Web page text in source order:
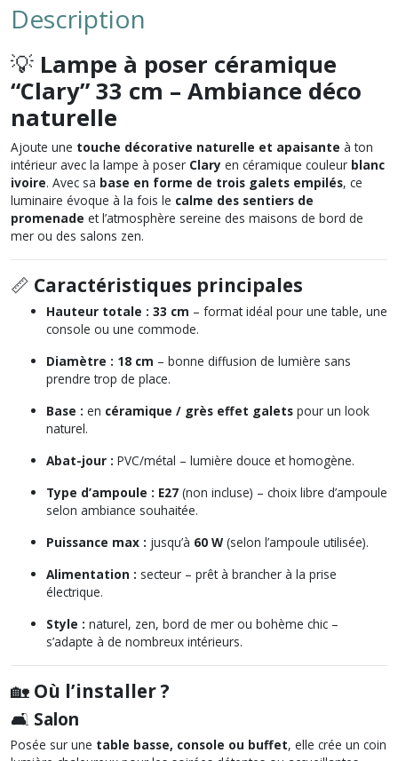
Description
💡 Lampe à poser céramique
“Clary” 33 cm – Ambiance déco
naturelle
Ajoute une touche décorative naturelle et apaisante à ton
intérieur avec la lampe à poser Clary en céramique couleur blanc
ivoire. Avec sa base en forme de trois galets empilés, ce
luminaire évoque à la fois le calme des sentiers de
promenade et l’atmosphère sereine des maisons de bord de
mer ou des salons zen.
📏 Caractéristiques principales
Hauteur totale : 33 cm – format idéal pour une table, une
console ou une commode.
Diamètre : 18 cm – bonne diffusion de lumière sans
prendre trop de place.
Base : en céramique / grès effet galets pour un look
naturel.
Abat-jour : PVC/métal – lumière douce et homogène.
Type d’ampoule : E27 (non incluse) – choix libre d’ampoule
selon ambiance souhaitée.
Puissance max : jusqu’à 60 W (selon l’ampoule utilisée).
Alimentation : secteur – prêt à brancher à la prise
électrique.
Style : naturel, zen, bord de mer ou bohème chic –
s’adapte à de nombreux intérieurs.
🏡 Où l’installer ?
🛋️ Salon
Posée sur une table basse, console ou buffet, elle crée un coin